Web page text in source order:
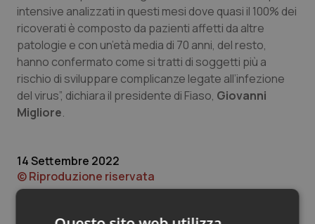
Psoriasi & pelle
Quotidiano Cardiologia
Quotidiano Chirurgia
Quotidiano Pediatria
intensive analizzati in questi mesi dove quasi il 100% dei
ricoverati è composto da pazienti affetti da altre
patologie e con un’età media di 70 anni, del resto,
hanno confermato come si tratti di soggetti più a
rischio di sviluppare complicanze legate all’infezione
del virus”, dichiara il presidente di Fiaso, Giovanni
Migliore.
14 Settembre 2022
© Riproduzione riservata